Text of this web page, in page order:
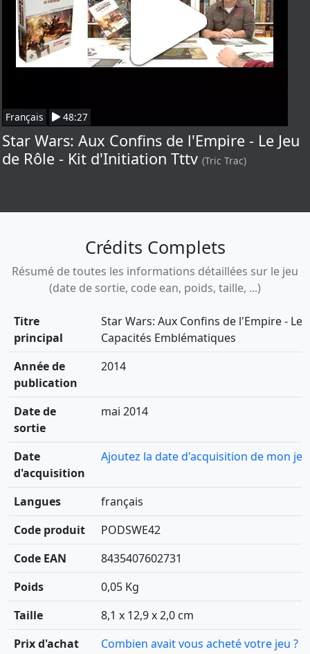
Français 48:27
Star Wars: Aux Confins de l'Empire - Le Jeu
de Rôle - Kit d'Initiation Tttv (Tric Trac)
Crédits Complets
Résumé de toutes les informations détaillées sur le jeu
(date de sortie, code ean, poids, taille, ...)
Titre
principal
Star Wars: Aux Confins de l'Empire - Le
Capacités Emblématiques
Année de
publication
2014
Date de
sortie
mai 2014
Date
d'acquisition
Ajoutez la date d'acquisition de mon jeu
Langues
français
Code produit
PODSWE42
Code EAN
8435407602731
Poids
0,05 Kg
Taille
8,1 x 12,9 x 2,0 cm
Prix d'achat
Combien avait vous acheté votre jeu ?